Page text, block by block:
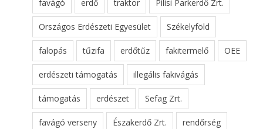
favágó erdő traktor Pilisi Parkerdő Zrt.
Országos Erdészeti Egyesület Székelyföld
falopás tűzifa erdőtűz fakitermelő OEE
erdészeti támogatás illegális fakivágás
támogatás erdészet Sefag Zrt.
favágó verseny Északerdő Zrt. rendőrség